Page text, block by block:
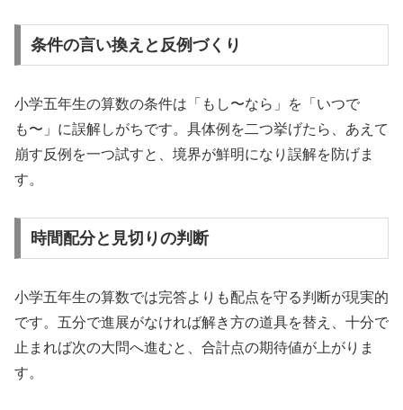
条件の言い換えと反例づくり
小学五年生の算数の条件は「もし〜なら」を「いつで
も〜」に誤解しがちです。具体例を二つ挙げたら、あえて
崩す反例を一つ試すと、境界が鮮明になり誤解を防げま
す。
時間配分と見切りの判断
小学五年生の算数では完答よりも配点を守る判断が現実的
です。五分で進展がなければ解き方の道具を替え、十分で
止まれば次の大問へ進むと、合計点の期待値が上がりま
す。